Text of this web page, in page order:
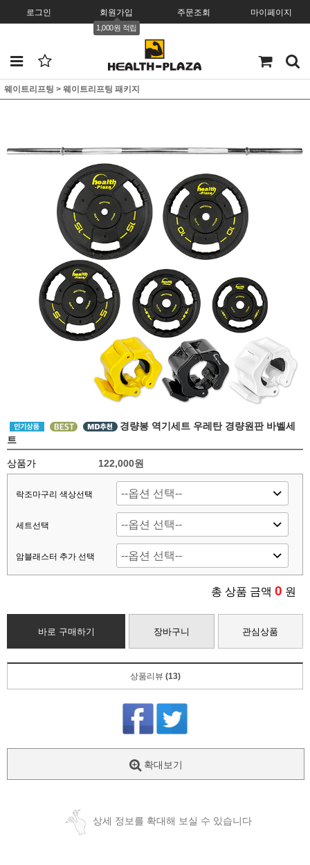
로그인 회원가입
1,000원 적립
주문조회 마이페이지
웨이트리프팅 > 웨이트리프팅 패키지
경량봉 역기세트 우레탄 경량원판 바벨세
트
상품가 122,000원
락조마구리 색상선택
세트선택
암블래스터 추가 선택
총 상품 금액 0 원
바로 구매하기 장바구니 관심상품
상품리뷰 (13)
확대보기
상세 정보를 확대해 보실 수 있습니다